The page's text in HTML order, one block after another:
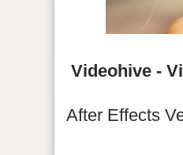
Videohive -
After Effects